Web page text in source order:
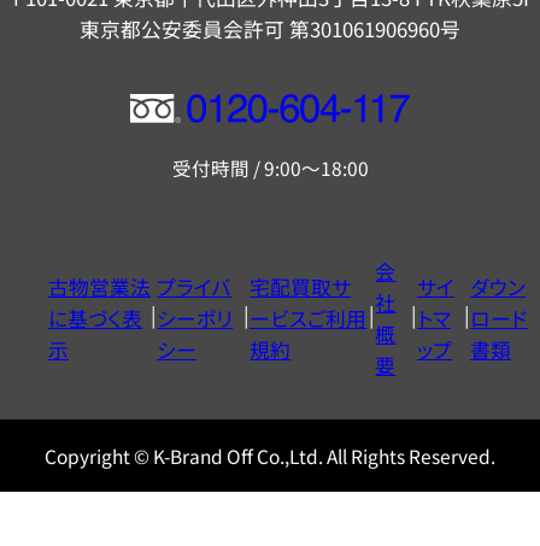
東京都公安委員会許可 第301061906960号
フ
ー
ヤ
ル
0120604117
受付時間 / 9:00～18:00
古物営業法
に基づく表
示
プライバ
シーポリ
シー
宅配買取サ
ービスご利用
規約
会
社
概
要
サイ
トマ
ップ
ダウン
ロード
書類
Copyright © K-Brand Off Co.,Ltd. All Rights Reserved.